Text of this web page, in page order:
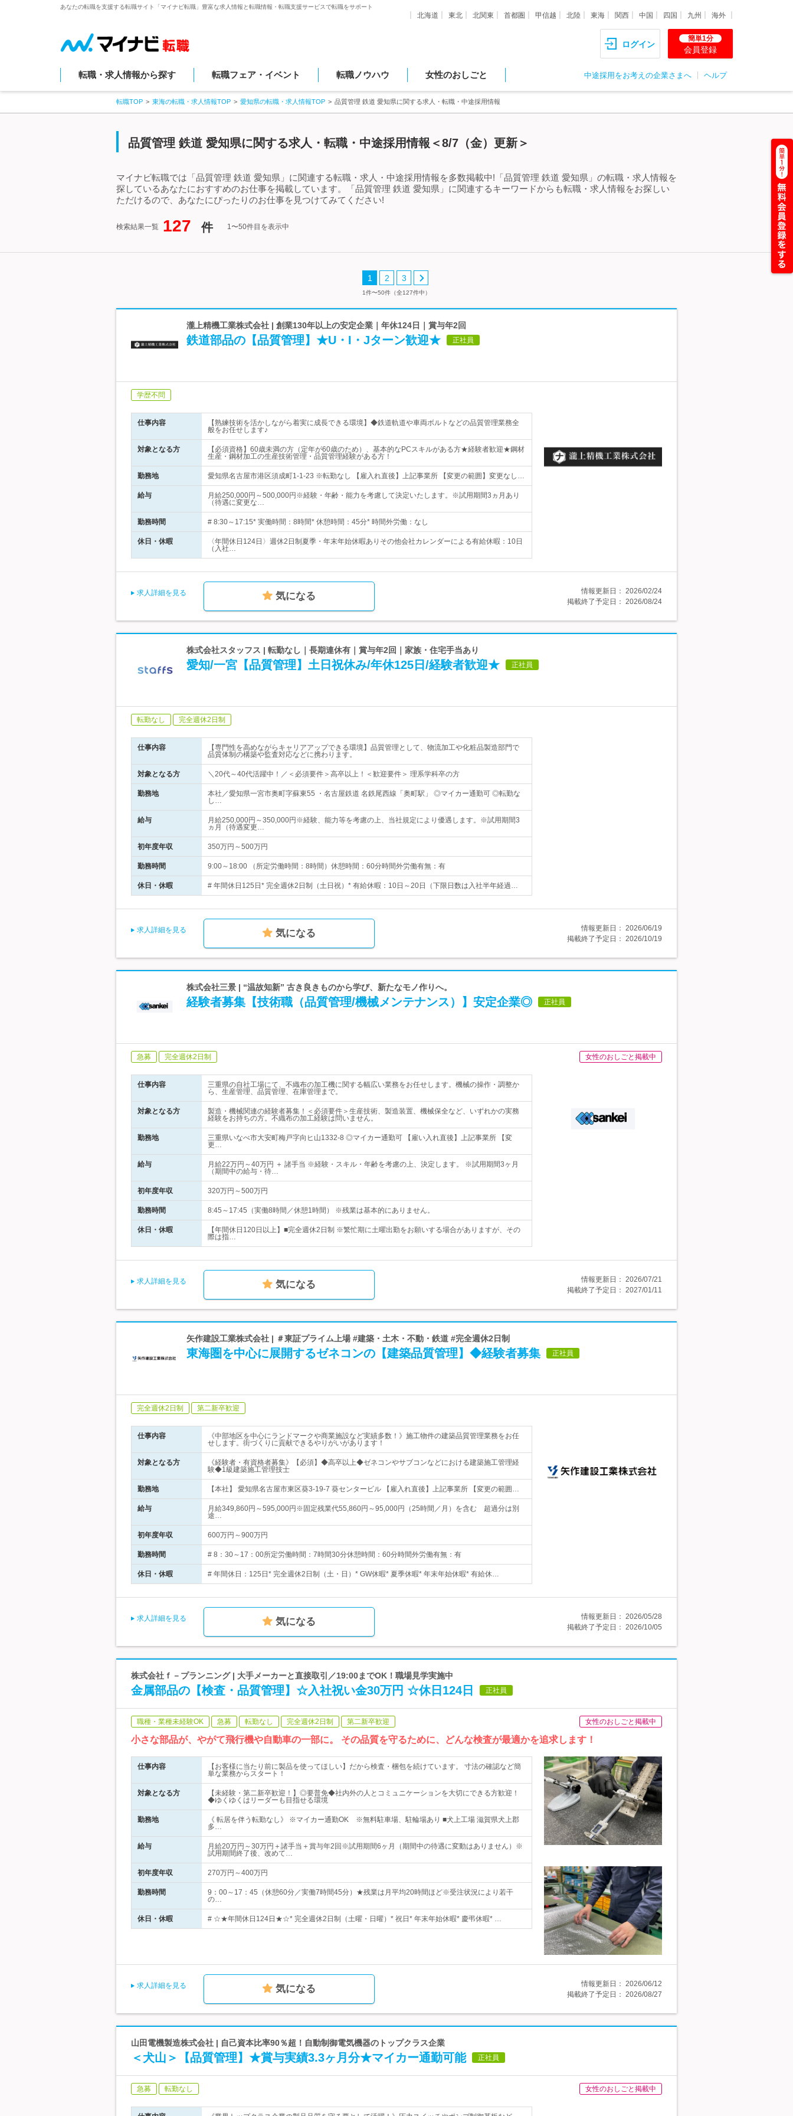
あなたの転職を支援する転職サイト「マイナビ転職」豊富な求人情報と転職情報・転職支援サービスで転職をサポート
北海道 東北 北関東 首都圏 甲信越 北陸 東海 関西 中国 四国 九州 海外
ログイン
簡単1分
会員登録
転職・求人情報から探す 転職フェア・イベント 転職ノウハウ 女性のおしごと 中途採用をお考えの企業さまへ ヘルプ
転職TOP 東海の転職・求人情報TOP 愛知県の転職・求人情報TOP 品質管理 鉄道 愛知県に関する求人・転職・中途採用情報
品質管理 鉄道 愛知県に関する求人・転職・中途採用情報＜8/7（金）更新＞
マイナビ転職では「品質管理 鉄道 愛知県」に関連する転職・求人・中途採用情報を多数掲載中!「品質管理 鉄道 愛知県」の転職・求人情報を
探しているあなたにおすすめのお仕事を掲載しています。「品質管理 鉄道 愛知県」に関連するキーワードからも転職・求人情報をお探しい
ただけるので、あなたにぴったりのお仕事を見つけてみてください!
検索結果一覧 127 件 1〜50件目を表示中
1 2 3
1件〜50件（全127件中）
瀧上精機工業株式会社 | 創業130年以上の安定企業｜年休124日｜賞与年2回
鉄道部品の【品質管理】★U・I・Jターン歓迎★ 正社員
学歴不問
仕事内容
【熟練技術を活かしながら着実に成長できる環境】◆鉄道軌道や車両ボルトなどの品質管理業務全
般をお任せします♪
対象となる方
【必須資格】60歳未満の方（定年が60歳のため）、基本的なPCスキルがある方★経験者歓迎★鋼材
生産・鋼材加工の生産技術管理・品質管理経験がある方！
勤務地 愛知県名古屋市港区須成町1-1-23 ※転勤なし 【雇入れ直後】上記事業所 【変更の範囲】変更なし…
給与
月給250,000円～500,000円※経験・年齢・能力を考慮して決定いたします。※試用期間3ヵ月あり
（待遇に変更な…
勤務時間 # 8:30～17:15* 実働時間：8時間* 休憩時間：45分* 時間外労働：なし
休日・休暇
〈年間休日124日〉週休2日制夏季・年末年始休暇ありその他会社カレンダーによる有給休暇：10日
（入社…
求人詳細を見る 気になる 情報更新日： 2026/02/24
掲載終了予定日： 2026/08/24
株式会社スタッフス | 転勤なし｜長期連休有｜賞与年2回｜家族・住宅手当あり
愛知/一宮【品質管理】土日祝休み/年休125日/経験者歓迎★ 正社員
転勤なし 完全週休2日制
仕事内容
【専門性を高めながらキャリアアップできる環境】品質管理として、物流加工や化粧品製造部門で
品質体制の構築や監査対応などに携わります。
対象となる方 ＼20代～40代活躍中！／＜必須要件＞高卒以上！＜歓迎要件＞ 理系学科卒の方
勤務地
本社／愛知県一宮市奥町字蘇東55 ・名古屋鉄道 名鉄尾西線「奥町駅」 ◎マイカー通勤可 ◎転勤な
し…
給与
月給250,000円～350,000円※経験、能力等を考慮の上、当社規定により優遇します。※試用期間3
ヵ月（待遇変更…
初年度年収 350万円～500万円
勤務時間 9:00～18:00 （所定労働時間：8時間）休憩時間：60分時間外労働有無：有
休日・休暇 # 年間休日125日* 完全週休2日制（土日祝）* 有給休暇：10日～20日（下限日数は入社半年経過…
求人詳細を見る 気になる 情報更新日： 2026/06/19
掲載終了予定日： 2026/10/19
株式会社三景 | “温故知新” 古き良きものから学び、新たなモノ作りへ。
経験者募集【技術職（品質管理/機械メンテナンス）】安定企業◎ 正社員
急募 完全週休2日制 女性のおしごと掲載中
仕事内容
三重県の自社工場にて、不織布の加工機に関する幅広い業務をお任せします。機械の操作・調整か
ら、生産管理、品質管理、在庫管理まで。
対象となる方
製造・機械関連の経験者募集！＜必須要件＞生産技術、製造装置、機械保全など、いずれかの実務
経験をお持ちの方。不織布の加工経験は問いません。
勤務地
三重県いなべ市大安町梅戸字向ヒ山1332-8 ◎マイカー通勤可 【雇い入れ直後】上記事業所 【変
更…
給与
月給22万円～40万円 ＋ 諸手当 ※経験・スキル・年齢を考慮の上、決定します。 ※試用期間3ヶ月
（期間中の給与・待…
初年度年収 320万円～500万円
勤務時間 8:45～17:45（実働8時間／休憩1時間） ※残業は基本的にありません。
休日・休暇
【年間休日120日以上】■完全週休2日制 ※繁忙期に土曜出勤をお願いする場合がありますが、その
際は指…
求人詳細を見る 気になる 情報更新日： 2026/07/21
掲載終了予定日： 2027/01/11
矢作建設工業株式会社 | ＃東証プライム上場 #建築・土木・不動・鉄道 #完全週休2日制
東海圏を中心に展開するゼネコンの【建築品質管理】◆経験者募集 正社員
完全週休2日制 第二新卒歓迎
仕事内容
《中部地区を中心にランドマークや商業施設など実績多数！》施工物件の建築品質管理業務をお任
せします。街づくりに貢献できるやりがいがあります！
対象となる方
《経験者・有資格者募集》【必須】◆高卒以上◆ゼネコンやサブコンなどにおける建築施工管理経
験◆1級建築施工管理技士
勤務地 【本社】 愛知県名古屋市東区葵3-19-7 葵センタービル 【雇入れ直後】上記事業所 【変更の範囲…
給与
月給349,860円～595,000円※固定残業代55,860円～95,000円（25時間／月）を含む 超過分は別
途…
初年度年収 600万円～900万円
勤務時間 # 8：30～17：00所定労働時間：7時間30分休憩時間：60分時間外労働有無：有
休日・休暇 # 年間休日：125日* 完全週休2日制（土・日）* GW休暇* 夏季休暇* 年末年始休暇* 有給休…
求人詳細を見る 気になる 情報更新日： 2026/05/28
掲載終了予定日： 2026/10/05
株式会社ｆ－プランニング | 大手メーカーと直接取引／19:00までOK！職場見学実施中
金属部品の【検査・品質管理】☆入社祝い金30万円 ☆休日124日 正社員
職種・業種未経験OK 急募 転勤なし 完全週休2日制 第二新卒歓迎 女性のおしごと掲載中
小さな部品が、やがて飛行機や自動車の一部に。 その品質を守るために、どんな検査が最適かを追求します！
仕事内容
【お客様に当たり前に製品を使ってほしい】だから検査・梱包を続けています。 寸法の確認など簡
単な業務からスタート！
対象となる方
【未経験・第二新卒歓迎！】◎要普免◆社内外の人とコミュニケーションを大切にできる方歓迎！
◆ゆくゆくはリーダーも目指せる環境
勤務地
《 転居を伴う転勤なし》 ※マイカー通勤OK ※無料駐車場、駐輪場あり ■犬上工場 滋賀県犬上郡
多…
給与
月給20万円～30万円＋諸手当＋賞与年2回※試用期間6ヶ月（期間中の待遇に変動はありません）※
試用期間終了後、改めて…
初年度年収 270万円～400万円
勤務時間
9：00～17：45（休憩60分／実働7時間45分）★残業は月平均20時間ほど※受注状況により若干
の…
休日・休暇 # ☆★年間休日124日★☆* 完全週休2日制（土曜・日曜）* 祝日* 年末年始休暇* 慶弔休暇* …
求人詳細を見る 気になる 情報更新日： 2026/06/12
掲載終了予定日： 2026/08/27
山田電機製造株式会社 | 自己資本比率90％超！自動制御電気機器のトップクラス企業
＜犬山＞【品質管理】★賞与実績3.3ヶ月分★マイカー通勤可能 正社員
急募 転勤なし 女性のおしごと掲載中